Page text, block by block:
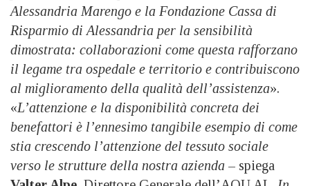
Alessandria Marengo e la Fondazione Cassa di
Risparmio di Alessandria per la sensibilità
dimostrata: collaborazioni come questa rafforzano
il legame tra ospedale e territorio e contribuiscono
al miglioramento della qualità dell’assistenza».
«L’attenzione e la disponibilità concreta dei
benefattori è l’ennesimo tangibile esempio di come
stia crescendo l’attenzione del tessuto sociale
verso le strutture della nostra azienda – spiega